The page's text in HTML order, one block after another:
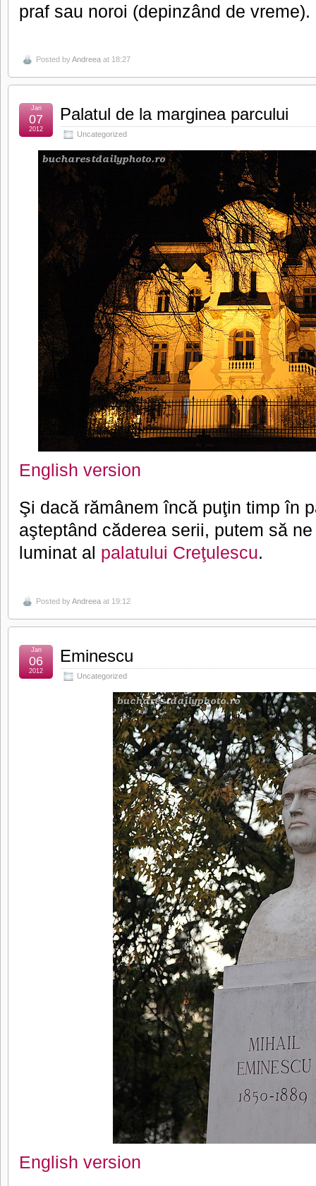
praf sau noroi (depinzând de vreme).
Posted byAndreea at 18:27
Palatul de la marginea parcului
Uncategorized
Jan
07
2012
English version
Şi dacă rămânem încă puţin timp în
aşteptând căderea serii, putem să
luminat al palatului Creţulescu.
Posted byAndreea at 19:12
Eminescu
Uncategorized
Jan
06
2012
English version